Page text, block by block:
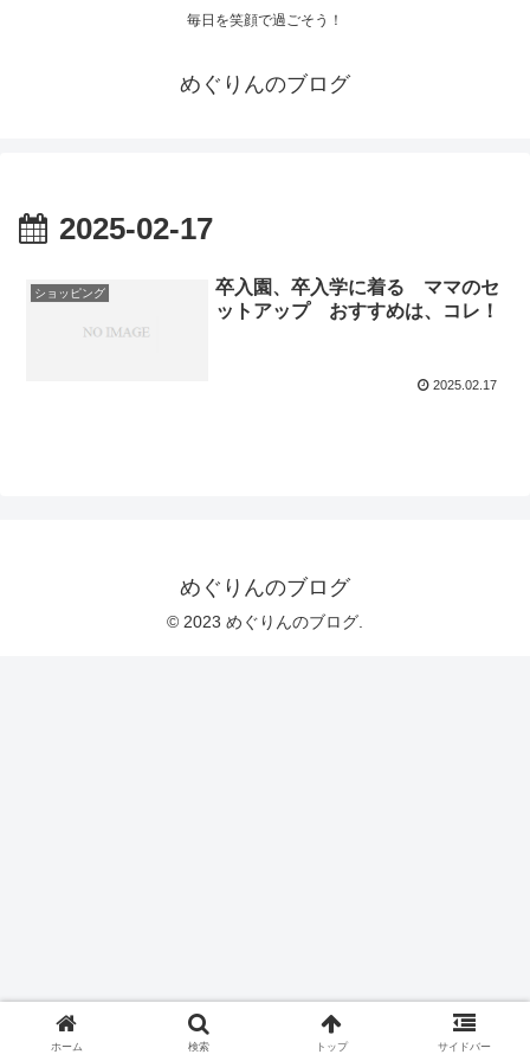
毎日を笑顔で過ごそう！
めぐりんのブログ
2025-02-17
ショッピング
卒入園、卒入学に着る ママのセ
ットアップ おすすめは、コレ！
2025.02.17
めぐりんのブログ
© 2023 めぐりんのブログ.
ホーム 検索 トップ サイドバー